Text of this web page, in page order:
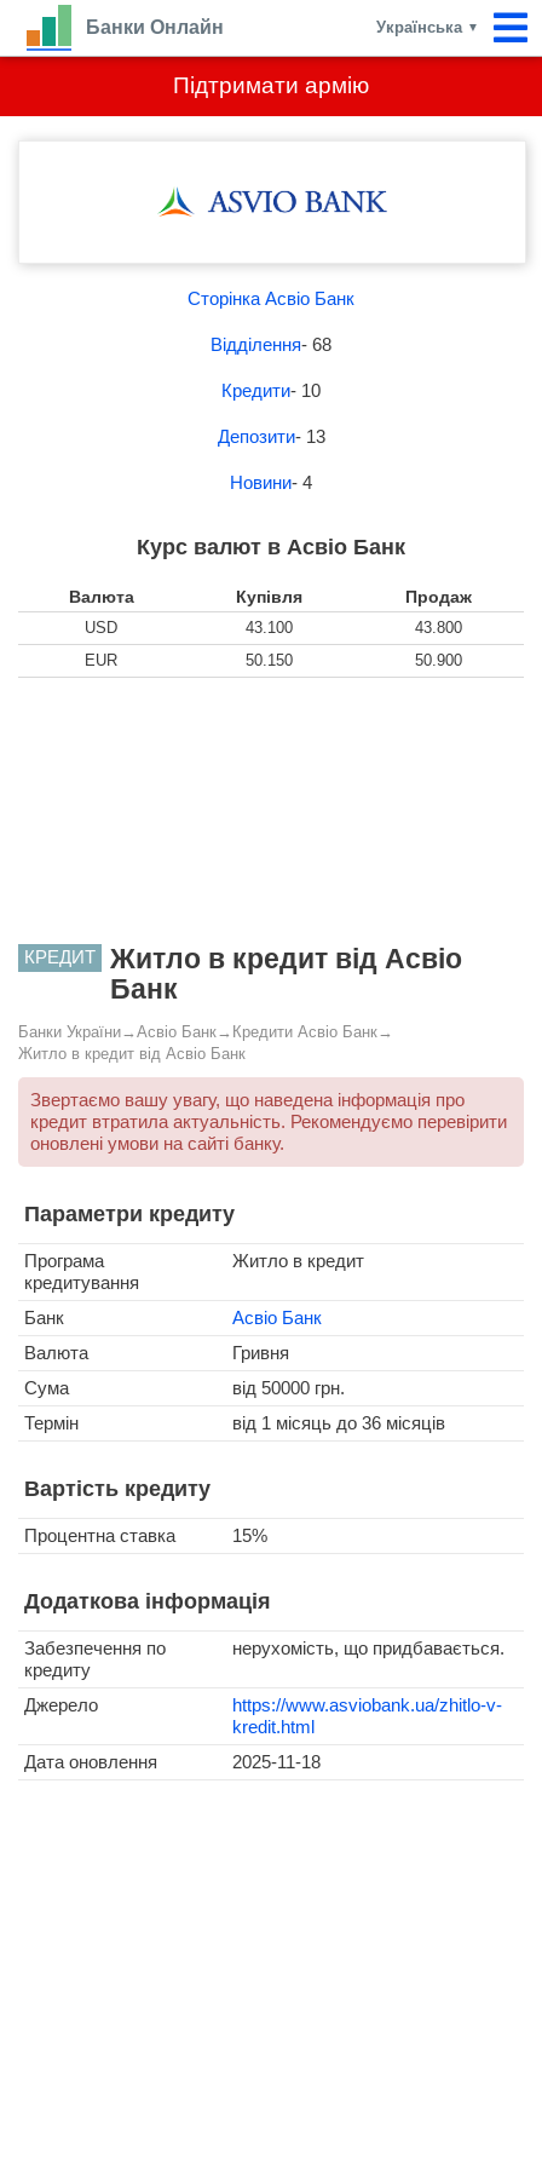
Підтримати армію
Банки Онлайн Українська ▼
Сторінка Асвіо Банк
Відділення- 68
Кредити- 10
Депозити- 13
Новини- 4
Курс валют в Асвіо Банк
Валюта Купівля Продаж
USD 43.100
43.800
EUR
50.150 50.900
КРЕДИТ
Житло в кредит від Асвіо
Банк
Банки України→ Асвіо Банк→ Кредити Асвіо Банк→
Житло в кредит від Асвіо Банк
Звертаємо вашу увагу, що наведена інформація про
кредит втратила актуальність. Рекомендуємо перевірити
оновлені умови на сайті банку.
Параметри кредиту
Програма
кредитування
Житло в кредит
Банк
Асвіо Банк
Валюта
Гривня
Сума
від 50000 грн.
Термін
від 1 місяць до 36 місяців
Вартість кредиту
Процентна ставка 15%
Додаткова інформація
Забезпечення по
кредиту
нерухомість, що придбавається.
Джерело
https://www.asviobank.ua/zhitlo-v-
kredit.html
Дата оновлення
2025-11-18